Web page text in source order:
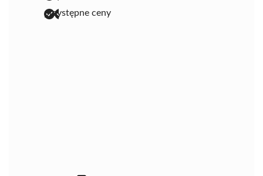
przystępne ceny